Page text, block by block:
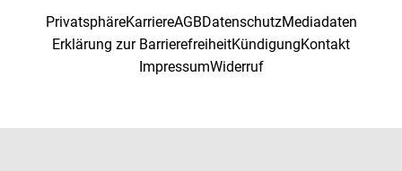
PrivatsphäreKarriereAGBDatenschutzMediadaten
Erklärung zur BarrierefreiheitKündigungKontakt
ImpressumWiderruf